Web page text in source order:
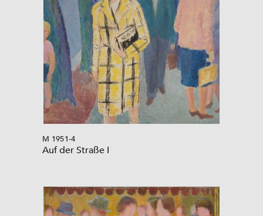
M 1951-4
Auf der Straße I